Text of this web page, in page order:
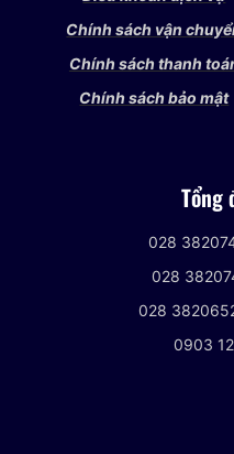
Chính sách vận
Chính sách thanh
Chính sách bảo mật
Tổng
028
028
028
0903